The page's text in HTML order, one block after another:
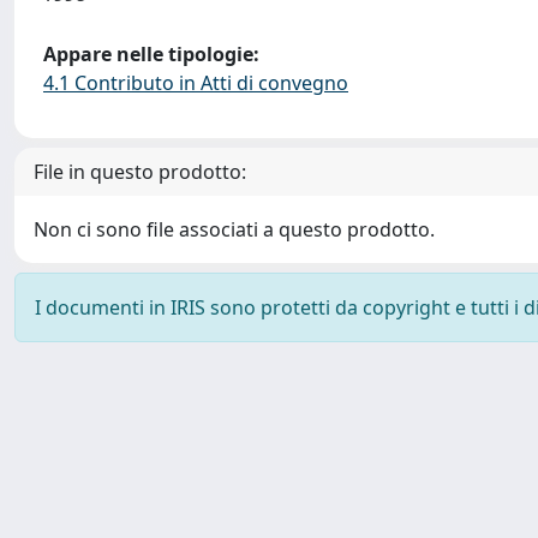
Appare nelle tipologie:
4.1 Contributo in Atti di convegno
File in questo prodotto:
Non ci sono file associati a questo prodotto.
I documenti in IRIS sono protetti da copyright e tutti i